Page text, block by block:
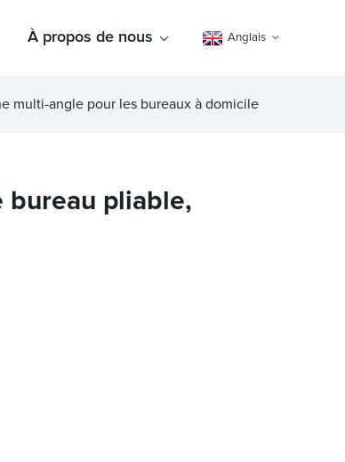
À propos de nous Anglais
multi-angle pour les bureaux à domicile
bureau pliable,